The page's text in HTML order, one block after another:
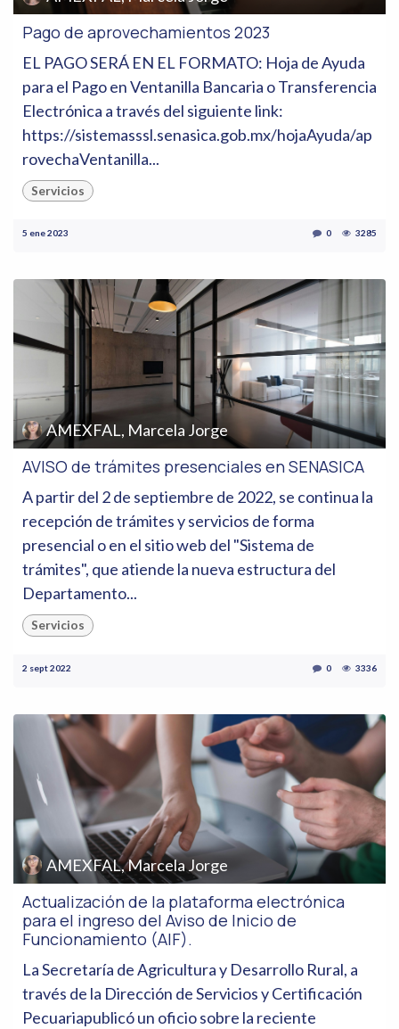
Pago de aprovechamientos 2023
EL PAGO SERÁ EN EL FORMATO: Hoja de Ayuda
para el Pago en Ventanilla Bancaria o Transferencia
Electrónica a través del siguiente link:
https://sistemasssl.senasica.gob.mx/hojaAyuda/ap
rovechaVentanilla...
Servicios
5 ene 2023 0 3285
AMEXFAL, Marcela Jorge
AVISO de trámites presenciales en SENASICA
A partir del 2 de septiembre de 2022, se continua la
recepción de trámites y servicios de forma
presencial o en el sitio web del "Sistema de
trámites", que atiende la nueva estructura del
Departamento...
Servicios
2 sept 2022 0 3336
AMEXFAL, Marcela Jorge
Actualización de la plataforma electrónica
para el ingreso del Aviso de Inicio de
Funcionamiento (AIF).
La Secretaría de Agricultura y Desarrollo Rural, a
través de la Dirección de Servicios y Certificación
Pecuariapublicó un oficio sobre la reciente